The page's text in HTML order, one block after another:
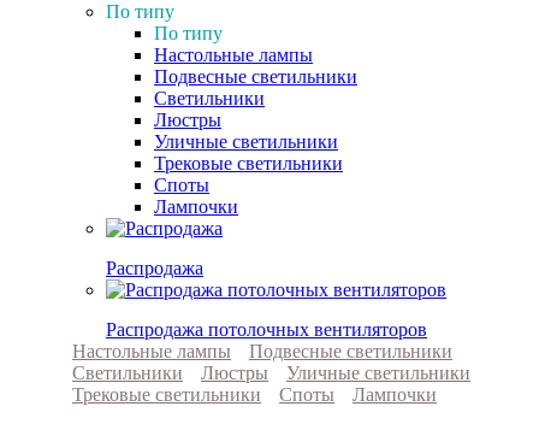
По типу
По типу
Настольные лампы
Подвесные светильники
Светильники
Люстры
Уличные светильники
Трековые светильники
Споты
Лампочки
Распродажа
Распродажа потолочных вентиляторов
Настольные лампы
Подвесные светильники
Светильники
Люстры
Уличные светильники
Трековые светильники
Споты
Лампочки